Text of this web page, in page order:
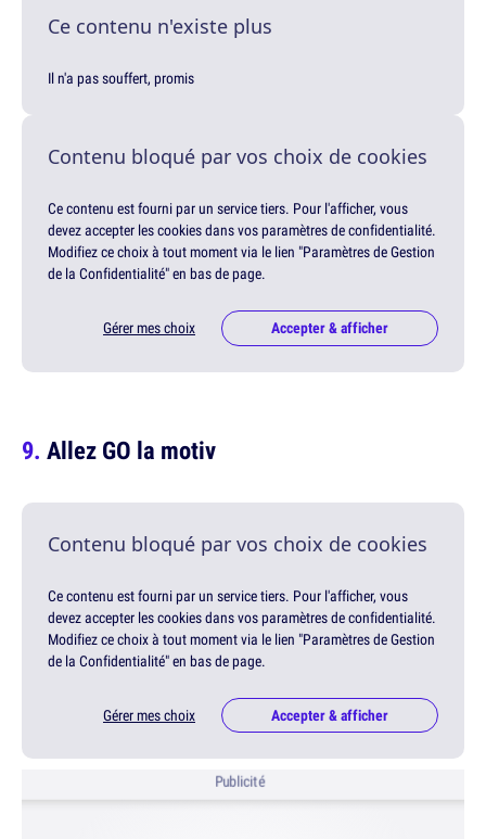
Ce contenu n'existe plus
Il n'a pas souffert, promis
Contenu bloqué par vos choix de cookies
Ce contenu est fourni par un service tiers. Pour l'afficher, vous
devez accepter les cookies dans vos paramètres de confidentialité.
Modifiez ce choix à tout moment via le lien "Paramètres de Gestion
de la Confidentialité" en bas de page.
Gérer mes choix Accepter & afficher
Allez GO la motiv
Contenu bloqué par vos choix de cookies
Ce contenu est fourni par un service tiers. Pour l'afficher, vous
devez accepter les cookies dans vos paramètres de confidentialité.
Modifiez ce choix à tout moment via le lien "Paramètres de Gestion
de la Confidentialité" en bas de page.
Gérer mes choix Accepter & afficher
Publicité